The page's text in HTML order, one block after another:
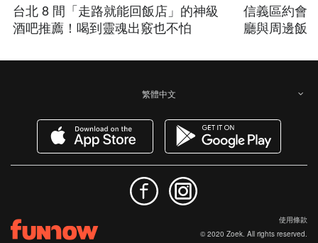
台北 8 間「走路就能回飯店」的神級
酒吧推薦！喝到靈魂出竅也不怕
信義區約會
廳與周邊飯
繁體中文
© 2020 Zoek. All rights reserved.
使用條款